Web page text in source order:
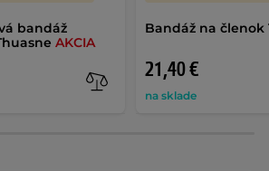
bandáž
AKCIA
Bandáž na členok
21,40 €
na sklade